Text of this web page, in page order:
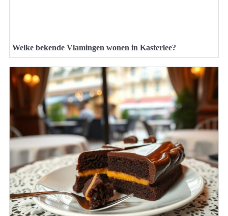
Welke bekende Vlamingen wonen in Kasterlee?